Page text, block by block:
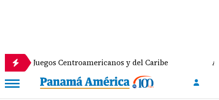
Centroamericanos y del Caribe Anuncian